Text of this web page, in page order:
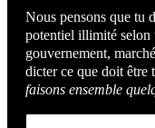
Nous pensons que tu
potentiel illimité selon
gouvernement,
dicter ce que doit être
faisons ensemble